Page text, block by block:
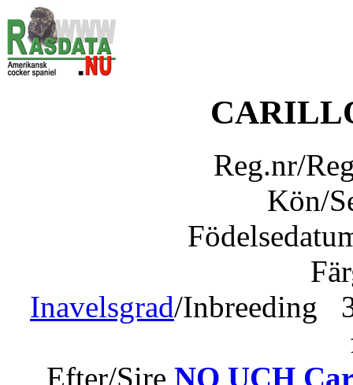
Reg.nr/
Kön/
Inavelsgrad/Inbreeding
Efter/Sire NO UCH